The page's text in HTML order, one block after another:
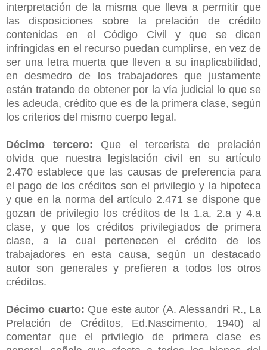
interpretación de la misma que lleva a permitir que
las disposiciones sobre la prelación de crédito
contenidas en el Código Civil y que se dicen
infringidas en el recurso puedan cumplirse, en vez de
ser una letra muerta que lleven a su inaplicabilidad,
en desmedro de los trabajadores que justamente
están tratando de obtener por la vía judicial lo que se
les adeuda, crédito que es de la primera clase, según
los criterios del mismo cuerpo legal.
Décimo tercero: Que el tercerista de prelación
olvida que nuestra legislación civil en su artículo
2.470 establece que las causas de preferencia para
el pago de los créditos son el privilegio y la hipoteca
y que en la norma del artículo 2.471 se dispone que
gozan de privilegio los créditos de la 1.a, 2.a y 4.a
clase, y que los créditos privilegiados de primera
clase, a la cual pertenecen el crédito de los
trabajadores en esta causa, según un destacado
autor son generales y prefieren a todos los otros
créditos.
Décimo cuarto: Que este autor (A. Alessandri R., La
Prelación de Créditos, Ed.Nascimento, 1940) al
comentar que el privilegio de primera clase es